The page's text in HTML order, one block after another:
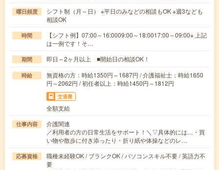
曜日頻度
シフト制（月～日） ※平日のみなどの相談もOK ※週3なども
相談OK
時間
【シフト例】07:00～16:0009:00～18:0017:00～09:00※ 上記
は一例です！そ…
期間 即日～2ヶ月以上 ■開始日の相談OK！
時給
無資格の方：時給1350円～1687円 / 介護福祉士：時給1650
円～2062円 / 初任者以上：時給1450円～1812円
交通費
全額支給
仕事内容
介護関連
／利用者の方の日常生活をサポート！＼▽具体的には…・買
い物や散歩に付き添ったり・折り紙や体操などのレ…
応募資格
職種未経験OK / ブランクOK / パソコンスキル不要 / 英語力不
要